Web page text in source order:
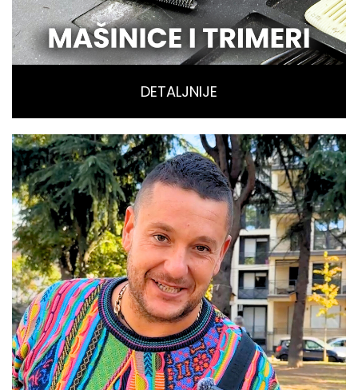
DETALJNIJE